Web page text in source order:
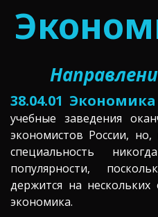
38.04.01 Экономика
учебные заведения
экономистов России,
специальность
популярности,
держится на
экономика.